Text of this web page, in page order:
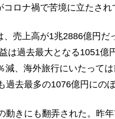
ロナ禍で苦境に立たされ
売上高が1兆2886億円だ
は過去最大となる1051億
減、海外旅行にいたって
去最多の1076億円にのぼ
きにも翻弄された。昨